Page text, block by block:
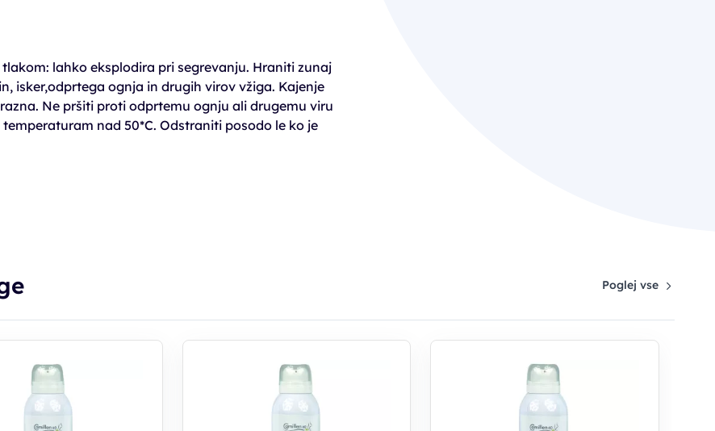
lahko eksplodira pri segrevanju. Hraniti zunaj
isker,odprtega ognja in drugih virov vžiga. Kajenje
Ne pršiti proti odprtemu ognju ali drugemu viru
nad 50*C. Odstraniti posodo le ko je
Poglej vse